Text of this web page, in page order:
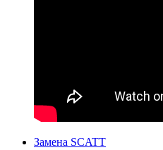
Замена SCATT